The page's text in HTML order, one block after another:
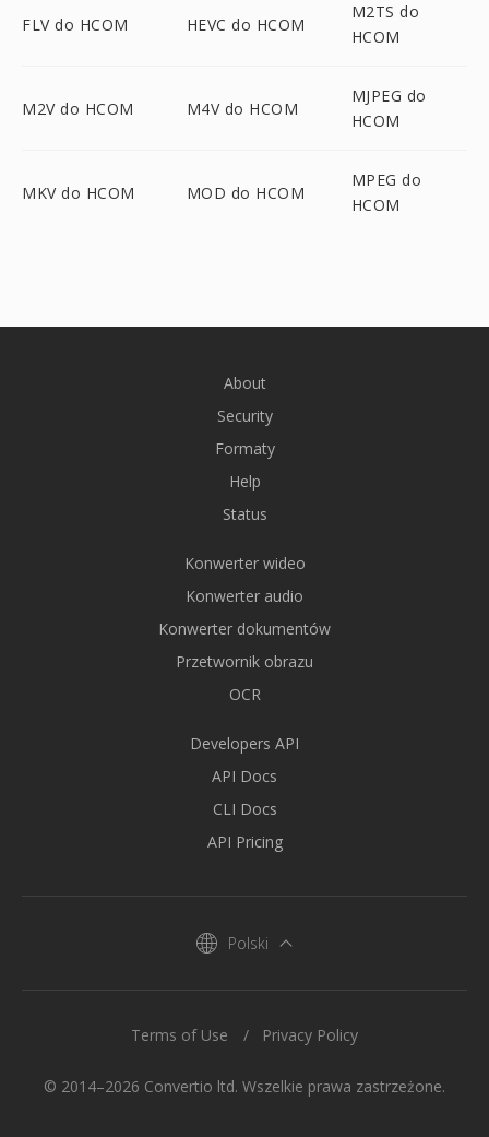
FLV do HCOM HEVC do HCOM
M2TS do
HCOM
M2V do HCOM M4V do HCOM
MJPEG do
HCOM
MKV do HCOM MOD do HCOM
MPEG do
HCOM
About
Security
Formaty
Help
Status
Konwerter wideo
Konwerter audio
Konwerter dokumentów
Przetwornik obrazu
OCR
Developers API
API Docs
CLI Docs
API Pricing
Polski
© 2014–2026 Convertio ltd. Wszelkie prawa zastrzeżone.
Terms of Use Privacy Policy